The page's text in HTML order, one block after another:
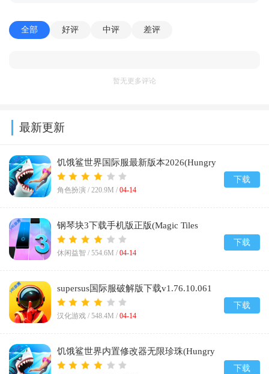
全部 好评 中评 差评
暂无更多评论
最新更新
饥饿鲨世界国际服最新版本2026(Hungry
Shark World)v7.7.1
角色扮演 / 220.9M / 04-14
下载
钢琴块3下载手机版正版(Magic Tiles
3)v13.042.101
休闲益智 / 554.6M / 04-14
下载
supersus国际服破解版下载v1.76.10.061
汉化游戏 / 548.4M / 04-14
下载
饥饿鲨世界内置修改器无限珍珠(Hungry
Shark)v7.7.1
下载